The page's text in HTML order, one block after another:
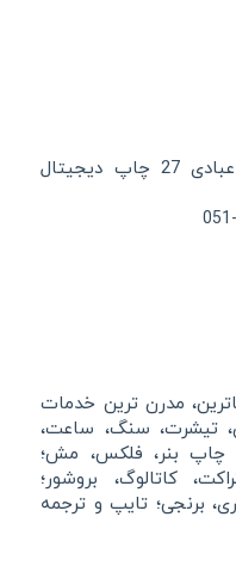
مشهد، خیابان عبادی، نبش عبادی 27 چاپ دیجیتال
مدرن ترین خدمات
تیشرت، سنگ، ساعت،
چاپ بنر، فلکس، مش؛
کاتالوگ، بروشور؛
برنجی؛ تایپ و ترجمه